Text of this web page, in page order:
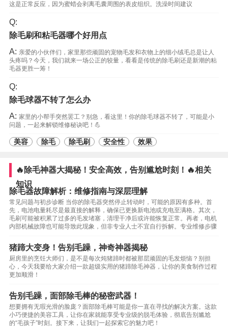
这是正常反应，因为蜜蜡会剥离毛囊周围的表皮组织。洗澡时间建议
Q:
除毛刷和粘毛器哪个好用点
A: 亲爱的小伙伴们，家里那些顽固的宠物毛发和衣物上的细小绒毛总是让人
头疼吗？今天，我们就来一场公正的较量，看看是传统的除毛刷还是新潮的粘
毛器更胜一筹！
Q:
除毛球器不转了怎么办
A: 家里的小帮手突然罢工？别急，看这里！你的除毛球器不转了，可能是小
问题，一起来解锁维修秘诀吧！💪
美容 除毛 除毛刷 安全性 效果
🔥除毛神器大揭秘！安全高效，告别尴尬时刻！🔥相关
知识
除毛器故障解析：维修指南与深层理解
常见问题与初步诊断 当你的除毛器突然停止转动时，可能的原因有多种。首
先，电池电量耗尽是最直接的解释，确保已更换新电池或充电至满格。其次，
毛刷可能被积累了过多的毛发堵塞，清理干净后或许能恢复正常。再者，电机
内部机械故障也可能导致此现象，但非专业人士不宜自行拆解。专业维修步骤
猪蹄大变身！告别毛躁，神奇神器揭秘
厨房里的烹饪大师们，是不是每次炖猪蹄时都被那层顽固的毛发烦恼？别担
心，今天我要给大家介绍一款超级实用的猪蹄除毛神器，让你的美食制作过程
更加顺滑！
告别毛躁，面部除毛棒的秘密武器！
想要拥有无瑕光滑的脸庞？面部除毛棒可能是你一直在寻找的解决方案。这款
小巧便捷的美容工具，让你在家就能享受专业级的脱毛体验，彻底告别尴尬
的“毛孩子”时刻。接下来，让我们一起探索它的魅力吧！